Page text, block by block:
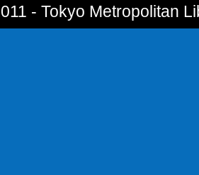
‐ Tokyo Metropolitan